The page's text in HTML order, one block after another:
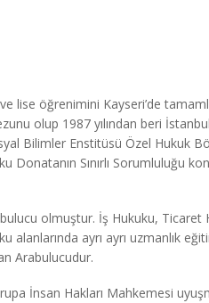
lise öğrenimini Kayseri’de
olup 1987 yılından beri
Bilimler Enstitüsü Özel Hukuk
Donatanın Sınırlı Sorumluluğu
olmuştur. İş Hukuku, Ticaret
ayrı ayrı uzmanlık
Arabulucudur.
İnsan Hakları Mahkemesi